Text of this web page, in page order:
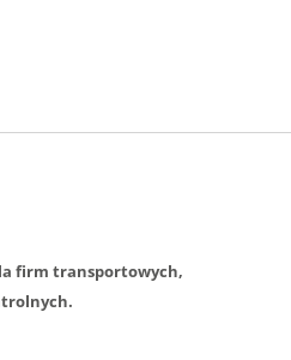
firm transportowych,